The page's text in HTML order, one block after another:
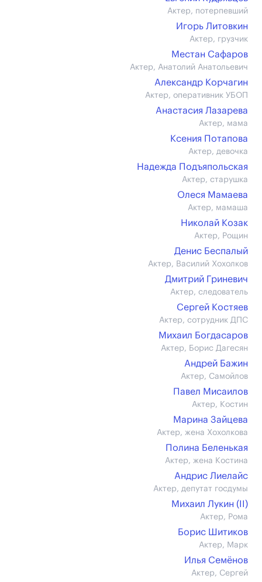
Актер, потерпевший
Игорь Литовкин
Актер, грузчик
Местан Сафаров
Актер, Анатолий Анатольевич
Александр Корчагин
Актер, оперативник УБОП
Анастасия Лазарева
Актер, мама
Ксения Потапова
Актер, девочка
Надежда Подъяпольская
Актер, старушка
Олеся Мамаева
Актер, мамаша
Николай Козак
Актер, Рощин
Денис Беспалый
Актер, Василий Хохолков
Дмитрий Гриневич
Актер, следователь
Сергей Костяев
Актер, сотрудник ДПС
Михаил Богдасаров
Актер, Борис Дагесян
Андрей Бажин
Актер, Самойлов
Павел Мисаилов
Актер, Костин
Марина Зайцева
Актер, жена Хохолкова
Полина Беленькая
Актер, жена Костина
Андрис Лиелайс
Актер, депутат госдумы
Михаил Лукин (II)
Актер, Рома
Борис Шитиков
Актер, Марк
Илья Семёнов
Актер, Сергей